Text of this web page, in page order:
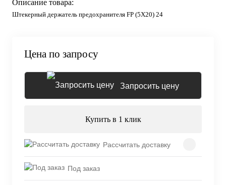
Описание товара:
Штекерный держатель предохранителя FP (5X20) 24
Цена по запросу
Запросить цену
Купить в 1 клик
Рассчитать доставку
Под заказ